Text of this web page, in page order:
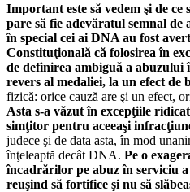
Important este să vedem şi de ce
pare să fie adevăratul semnal
în special cei ai DNA au fost
Constituţională că folosirea în
de definirea ambiguă a abuzului
revers al medaliei, la un efect de
fizică: orice cauză are şi un efect,
Asta s-a văzut în excepţiile
simţitor pentru aceeaşi
judece şi de data asta, în mod
înţeleaptă decât DNA. Pe o
încadrărilor pe abuz în serviciu a
reuşind să fortifice şi nu să